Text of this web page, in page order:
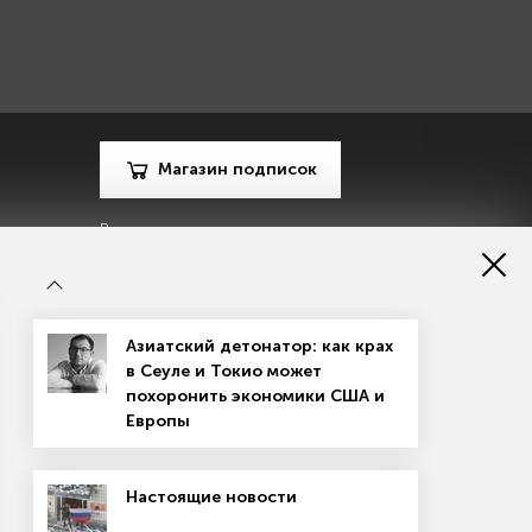
Магазин подписок
Рекламодателям
в сфере массовых коммуникаций, связи и охраны
Азиатский детонатор: как крах
в Сеуле и Токио может
похоронить экономики США и
Европы
Настоящие новости